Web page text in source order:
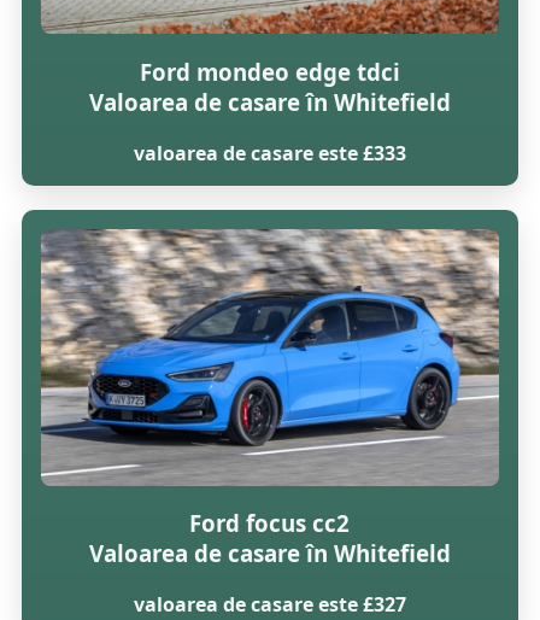
Ford mondeo edge tdci
Valoarea de casare în Whitefield
valoarea de casare este £333
Ford focus cc2
Valoarea de casare în Whitefield
valoarea de casare este £327